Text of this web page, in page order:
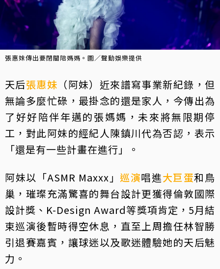
張惠妹傳出要閉關陪媽媽。圖／聲動娛樂提供
天后張惠妹 （阿妹）近來譜寫事業新紀錄，但
無論多麼忙碌，最掛念的還是家人，今傳出為
了好好陪伴年邁的張媽媽，未來將無限期停
工，對此阿妹的經紀人陳鎮川代為否認，表示
「還是有一些計畫在進行」。
阿妹以「ASMR Maxxx」巡演唱進大巨蛋和鳥
巢，璀璨充滿驚喜的舞台設計更獲得倫敦國際
設計獎、K-Design Award等獎項肯定，5月結
束巡演後暫時得空休息，直至上周擔任林智勝
引退賽嘉賓，讓球迷以及歌迷體驗她的天后魅
力。